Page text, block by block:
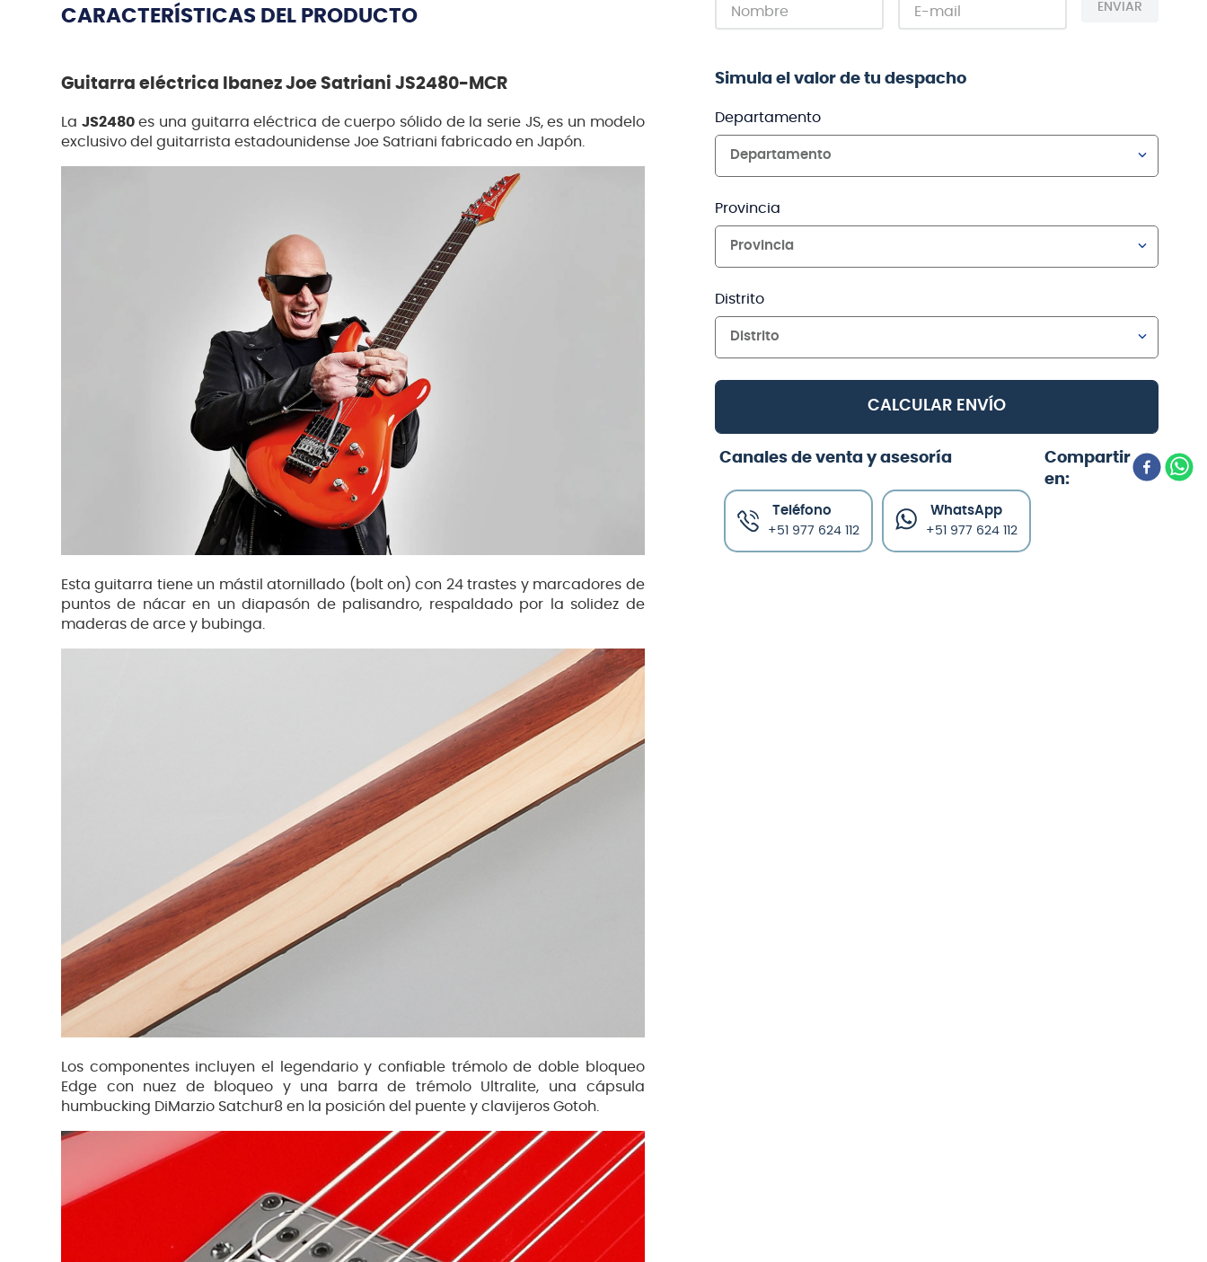
CARACTERÍSTICAS DEL PRODUCTO
Guitarra eléctrica Ibanez Joe Satriani JS2480-MCR
La JS2480es una guitarra eléctrica de cuerpo sólido de la serie JS, es un modelo
exclusivo del guitarrista estadounidense Joe Satriani fabricado en Japón.
Esta guitarra tiene un mástil atornillado (bolt on) con 24 trastes y marcadores de
puntos de nácar en un diapasón de palisandro, respaldado por la solidez de
maderas de arce y bubinga.
Los componentes incluyen el legendario y confiable trémolo de doble bloqueo
Edge con nuez de bloqueo y una barra de trémolo Ultralite, una cápsula
humbucking DiMarzio Satchur8 en la posición del puente y clavijeros Gotoh.
ENVIAR
Simula el valor de tu despacho
Departamento
Departamento
Provincia
Provincia
Distrito
Distrito
CALCULAR ENVÍO
Canales de venta y asesoría
Teléfono
+51 977 624 112
WhatsApp
+51 977 624 112